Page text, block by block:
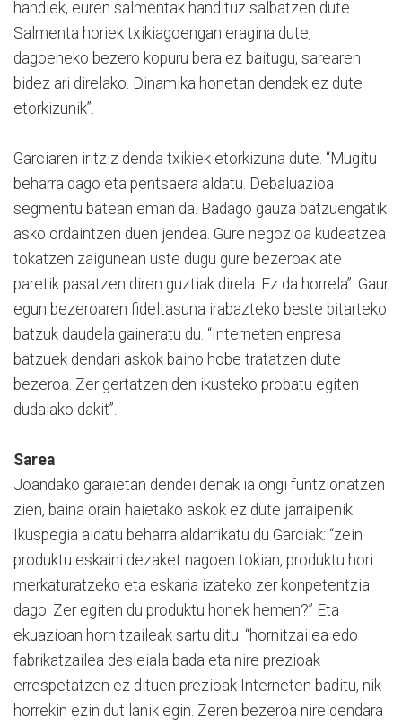
handiek, euren salmentak handituz salbatzen dute.
Salmenta horiek txikiagoengan eragina dute,
dagoeneko bezero kopuru bera ez baitugu, sarearen
bidez ari direlako. Dinamika honetan dendek ez dute
etorkizunik”.
Garciaren iritziz denda txikiek etorkizuna dute. “Mugitu
beharra dago eta pentsaera aldatu. Debaluazioa
segmentu batean eman da. Badago gauza batzuengatik
asko ordaintzen duen jendea. Gure negozioa kudeatzea
tokatzen zaigunean uste dugu gure bezeroak ate
paretik pasatzen diren guztiak direla. Ez da horrela”. Gaur
egun bezeroaren fideltasuna irabazteko beste bitarteko
batzuk daudela gaineratu du. “Interneten enpresa
batzuek dendari askok baino hobe tratatzen dute
bezeroa. Zer gertatzen den ikusteko probatu egiten
dudalako dakit”.
Sarea
Joandako garaietan dendei denak ia ongi funtzionatzen
zien, baina orain haietako askok ez dute jarraipenik.
Ikuspegia aldatu beharra aldarrikatu du Garciak: “zein
produktu eskaini dezaket nagoen tokian, produktu hori
merkaturatzeko eta eskaria izateko zer konpetentzia
dago. Zer egiten du produktu honek hemen?” Eta
ekuazioan hornitzaileak sartu ditu: “hornitzailea edo
fabrikatzailea desleiala bada eta nire prezioak
errespetatzen ez dituen prezioak Interneten baditu, nik
horrekin ezin dut lanik egin. Zeren bezeroa nire dendara